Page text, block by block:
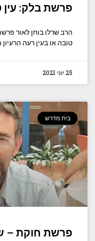
פרשת בלק: עין
הרב שרלו בוחן לאור
טובה או בעין רעה הרעיון
25 יוני 2021
בית מדרש
פרשת חוקת –